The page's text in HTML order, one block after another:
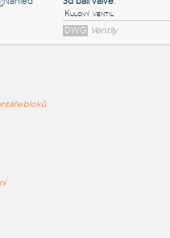
bloků